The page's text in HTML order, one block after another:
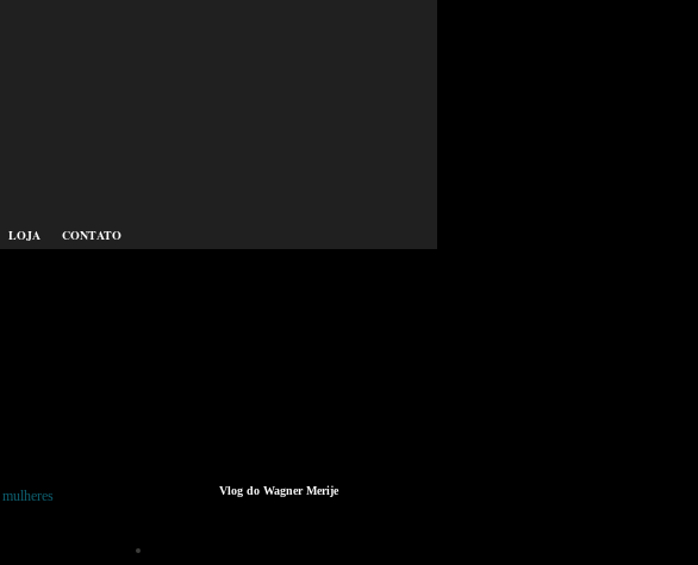
LOJA CONTATO
mulheres Vlog do Wagner Merije